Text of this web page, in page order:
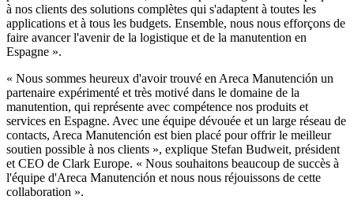
à nos clients des solutions complètes qui s'adaptent à toutes les
applications et à tous les budgets. Ensemble, nous nous efforçons de
faire avancer l'avenir de la logistique et de la manutention en
Espagne ».
« Nous sommes heureux d'avoir trouvé en Areca Manutención un
partenaire expérimenté et très motivé dans le domaine de la
manutention, qui représente avec compétence nos produits et
services en Espagne. Avec une équipe dévouée et un large réseau de
contacts, Areca Manutención est bien placé pour offrir le meilleur
soutien possible à nos clients », explique Stefan Budweit, président
et CEO de Clark Europe. « Nous souhaitons beaucoup de succès à
l'équipe d'Areca Manutención et nous nous réjouissons de cette
collaboration ».